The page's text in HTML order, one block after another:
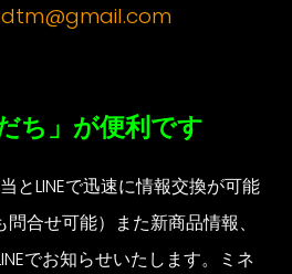
ち」が便利です
とLINEで迅速に情報交換が可能
合せ可能）また新商品情報、
でお知らせいたします。ミネ